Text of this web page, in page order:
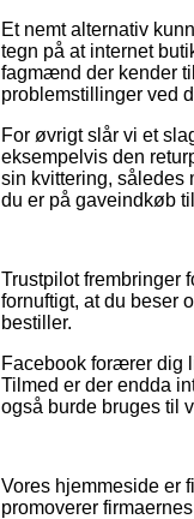
Et nemt alternativ
tegn på at internet
fagmænd der kender
problemstillinger ved
For øvrigt slår vi et
eksempelvis den
sin kvittering, således
du er på gaveindkøb
Trustpilot frembringer
fornuftigt, at du beser
bestiller.
Facebook forærer dig
Tilmed er der endda
også burde bruges til
Vores hjemmeside er
promoverer